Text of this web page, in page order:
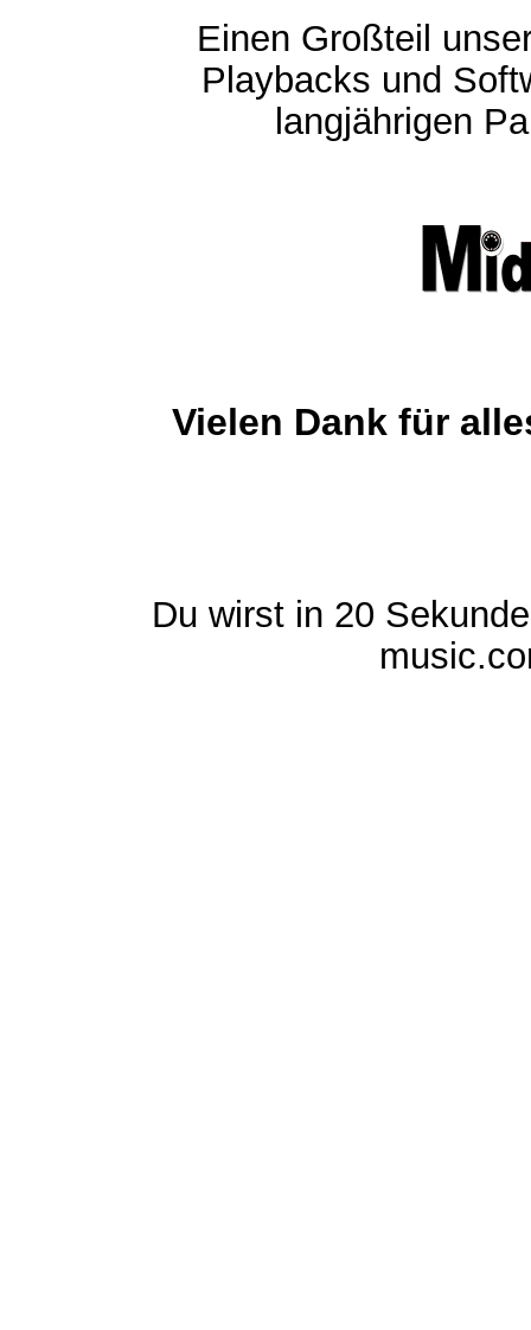
Einen Großteil
Playbacks und
langjährigen
Vielen Dank für
Du wirst in 20